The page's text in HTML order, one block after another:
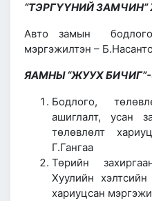
“ТЭРГҮҮНИЙ
Авто замын бодлого
мэргэжилтэн –
ЯАМНЫ “ЖУУХ
Бодлого,
ашиглалт, усан
төлөвлөлт
Г.Гангаа
Төрийн
Хуулийн
хариуцсан